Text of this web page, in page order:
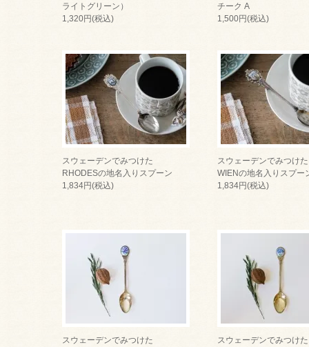
ライトグリーン）
1,320円(税込)
チーク A
1,500円(税込)
スウェーデンでみつけた
RHODESの地名入りスプーン
1,834円(税込)
スウェーデンでみつけた
WIENの地名入りスプー
1,834円(税込)
スウェーデンでみつけた
スウェーデンでみつけた